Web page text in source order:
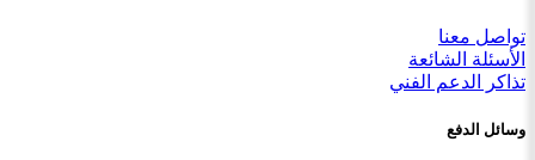
تواصل معنا
الأسئلة الشائعة
تذاكر الدعم الفني
وسائل الدفع